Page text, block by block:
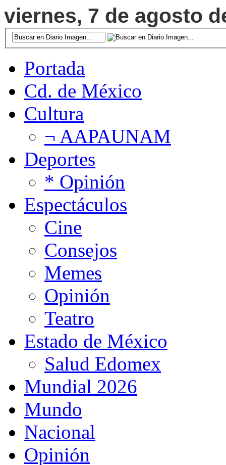
viernes, 7 de agosto
Portada
Cd. de México
Cultura
¬ AAPAUNAM
Deportes
* Opinión
Espectáculos
Cine
Consejos
Memes
Opinión
Teatro
Estado de México
Salud Edomex
Mundial 2026
Mundo
Nacional
Opinión